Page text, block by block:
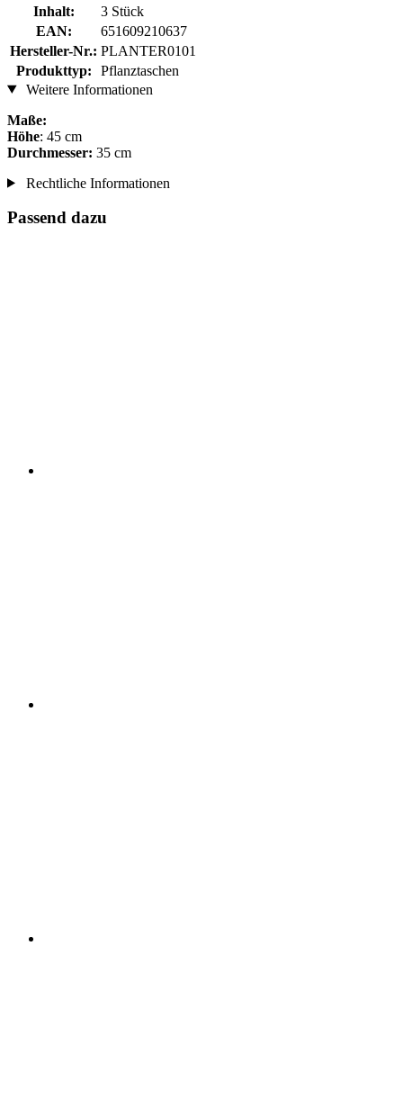
Inhalt:
3 Stück
EAN:
651609210637
Hersteller-Nr.: PLANTER0101
Produkttyp:
Pflanztaschen
Weitere Informationen
Maße:
Höhe: 45 cm
Durchmesser: 35 cm
Rechtliche Informationen
Passend dazu